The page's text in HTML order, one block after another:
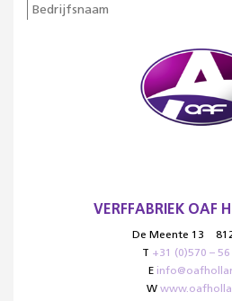
VERFFABRIEK OAF
De Meente 13
T +31 (0)570 –
E
W